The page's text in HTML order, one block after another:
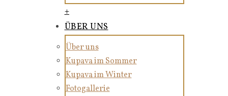
+
ÜBER UNS
Über uns
Kupava im Sommer
Kupava im Winter
Fotogallerie